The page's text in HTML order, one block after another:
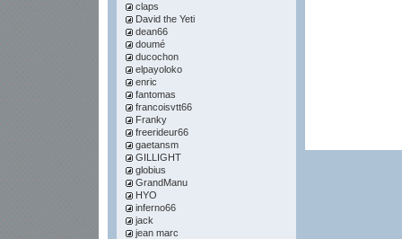
claps
David the Yeti
dean66
doumé
ducochon
elpayoloko
enric
fantomas
francoisvtt66
Franky
freerideur66
gaetansm
GILLIGHT
globius
GrandManu
HYO
inferno66
jack
jean marc